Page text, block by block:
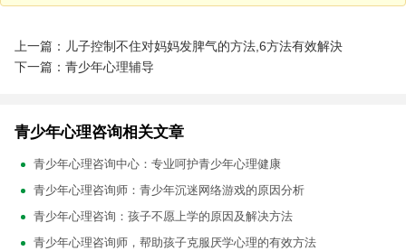
上一篇：儿子控制不住对妈妈发脾气的方法,6方法有效解決
下一篇：青少年心理辅导
青少年心理咨询相关文章
青少年心理咨询中心：专业呵护青少年心理健康
青少年心理咨询师：青少年沉迷网络游戏的原因分析
青少年心理咨询：孩子不愿上学的原因及解决方法
青少年心理咨询师，帮助孩子克服厌学心理的有效方法